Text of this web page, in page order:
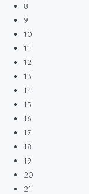
8
9
10
11
12
13
14
15
16
17
18
19
20
21